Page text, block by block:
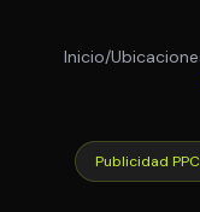
Inicio/
Publicidad